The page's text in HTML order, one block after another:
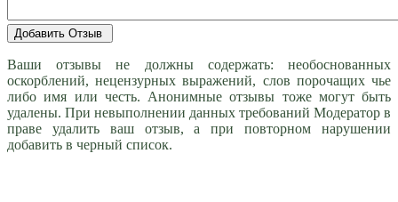
Ваши отзывы не должны содержать: необоснованных
оскорблений, нецензурных выражений, слов порочащих чье
либо имя или честь. Анонимные отзывы тоже могут быть
удалены. При невыполнении данных требований Модератор в
праве удалить ваш отзыв, а при повторном нарушении
добавить в черный список.